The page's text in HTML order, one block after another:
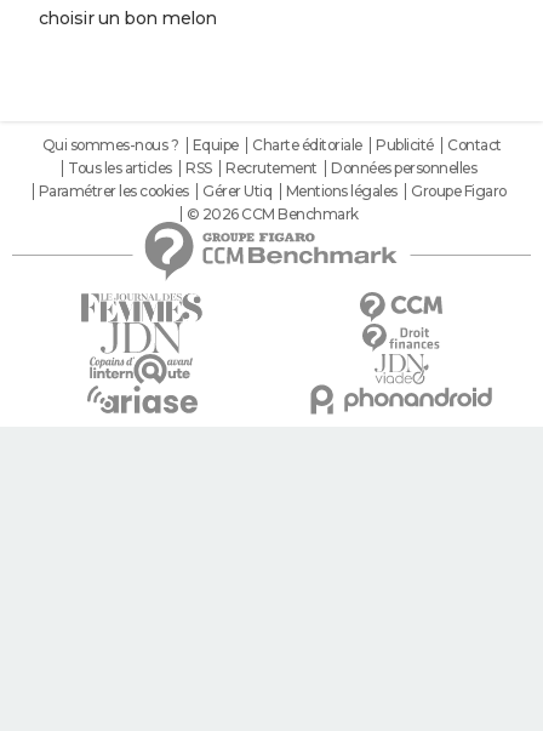
choisir un bon melon
Qui sommes-nous ? Equipe Charte éditoriale Publicité
Contact
Tous les articles
RSS Recrutement
Données personnelles
Paramétrer les cookies
Gérer Utiq Mentions légales
Groupe Figaro
© 2026 CCM Benchmark